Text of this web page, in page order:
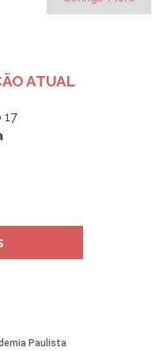
ATUAL
17